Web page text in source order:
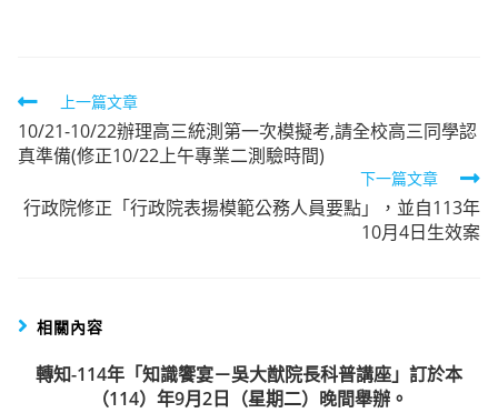
Read
more
articles
上一篇文章
10/21-10/22辦理高三統測第一次模擬考,請全校高三同學認
真準備(修正10/22上午專業二測驗時間)
下一篇文章
行政院修正「行政院表揚模範公務人員要點」，並自113年
10月4日生效案
相關內容
轉知-114年「知識饗宴－吳大猷院長科普講座」訂於本
（114）年9月2日（星期二）晚間舉辦。